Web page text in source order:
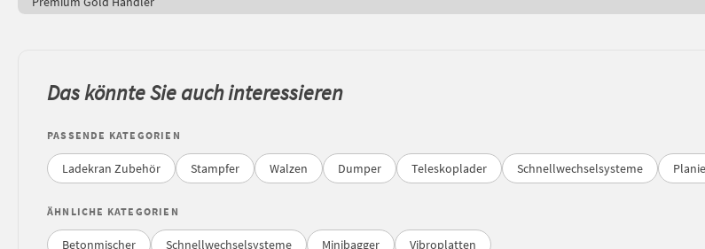
Das könnte Sie auch interessieren
PASSENDE KATEGORIEN
Ladekran Zubehör Stampfer Walzen Dumper Teleskoplader Schnellwechselsysteme
ÄHNLICHE KATEGORIEN
Betonmischer Schnellwechselsysteme Minibagger Vibroplatten